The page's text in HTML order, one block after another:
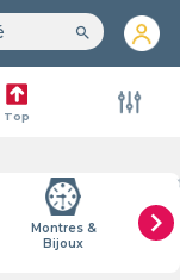
search
Top
chevron_right
Montres &
Bijoux